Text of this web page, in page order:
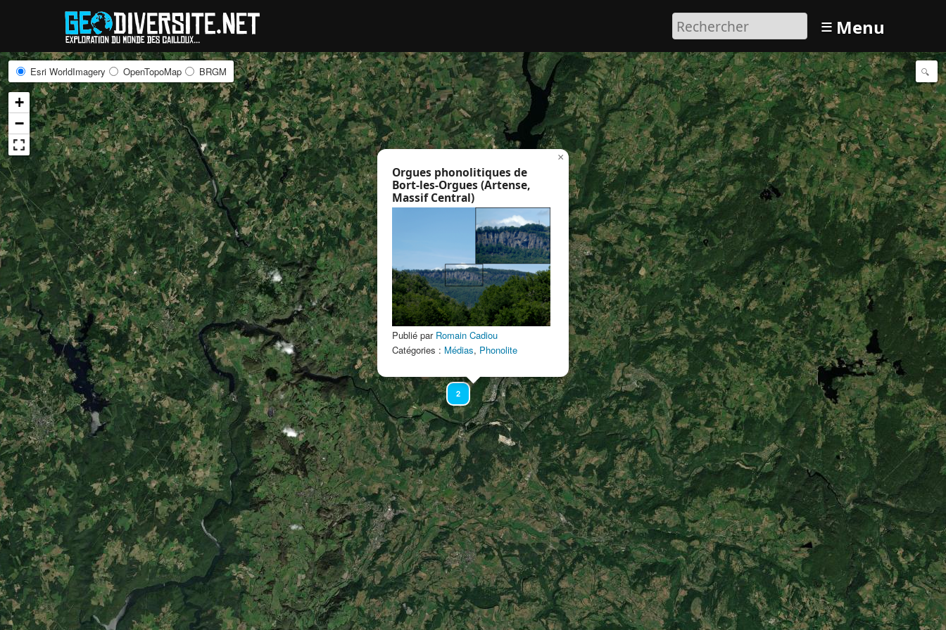
≡ Menu
2
Orgues phonolitiques de
Bort-les-Orgues (Artense,
Massif Central)
Publié par Romain Cadiou
Catégories : Médias, Phonolite
×
Esri WorldImagery OpenTopoMap BRGM
+
−